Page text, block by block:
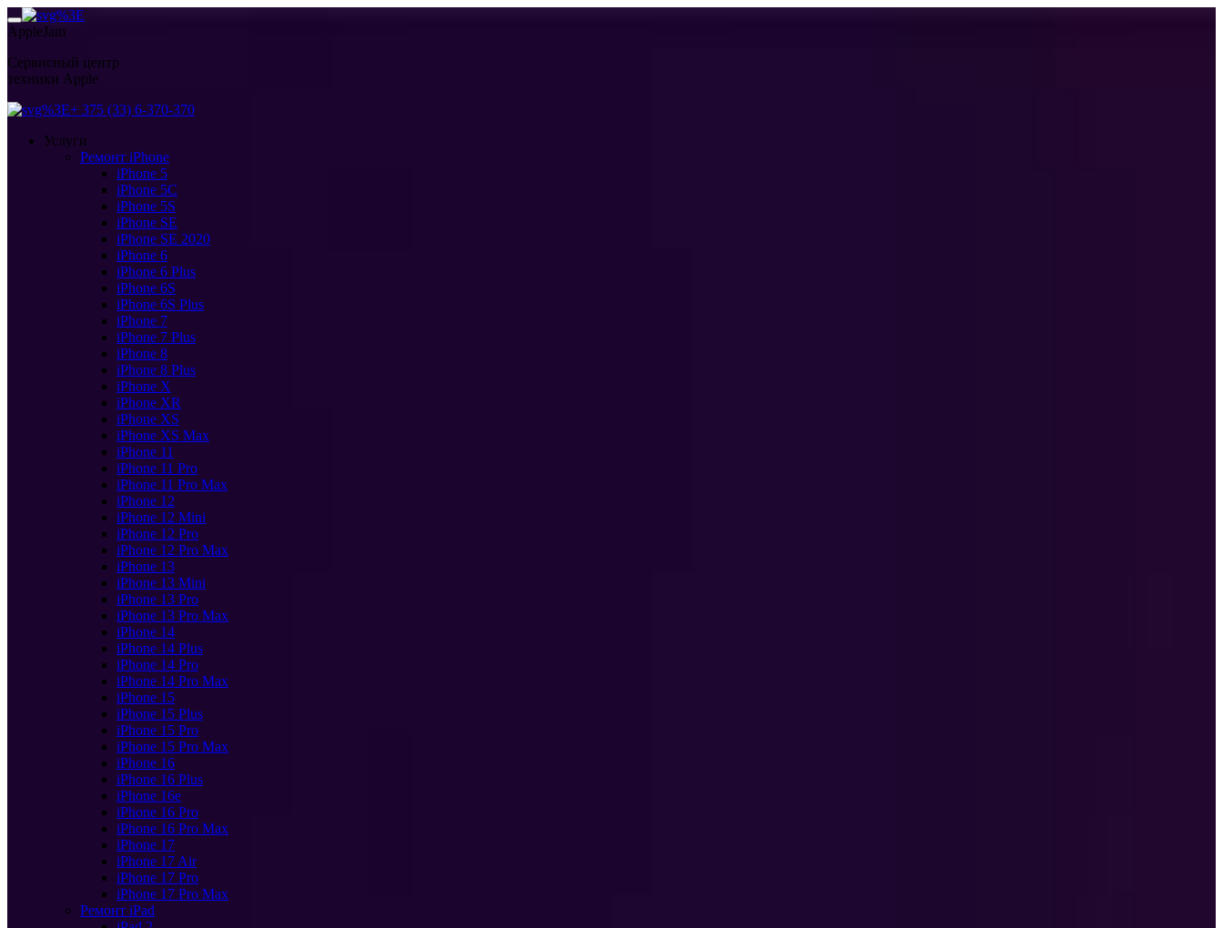
AppleJam
Сервисный центр
техники Apple
+ 375 (33) 6-370-370
Услуги
Ремонт iPhone
iPhone 5
iPhone 5C
iPhone 5S
iPhone SE
iPhone SE 2020
iPhone 6
iPhone 6 Plus
iPhone 6S
iPhone 6S Plus
iPhone 7
iPhone 7 Plus
iPhone 8
iPhone 8 Plus
iPhone X
iPhone XR
iPhone XS
iPhone XS Max
iPhone 11
iPhone 11 Pro
iPhone 11 Pro Max
iPhone 12
iPhone 12 Mini
iPhone 12 Pro
iPhone 12 Pro Max
iPhone 13
iPhone 13 Mini
iPhone 13 Pro
iPhone 13 Pro Max
iPhone 14
iPhone 14 Plus
iPhone 14 Pro
iPhone 14 Pro Max
iPhone 15
iPhone 15 Plus
iPhone 15 Pro
iPhone 15 Pro Max
iPhone 16
iPhone 16 Plus
iPhone 16e
iPhone 16 Pro
iPhone 16 Pro Max
iPhone 17
iPhone 17 Air
iPhone 17 Pro
iPhone 17 Pro Max
Ремонт iPad